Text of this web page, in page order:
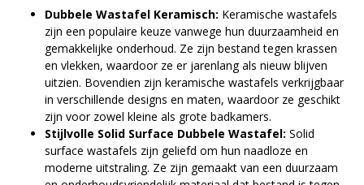
Dubbele Wastafel Keramisch: Keramische wastafels
zijn een populaire keuze vanwege hun duurzaamheid en
gemakkelijke onderhoud. Ze zijn bestand tegen krassen
en vlekken, waardoor ze er jarenlang als nieuw blijven
uitzien. Bovendien zijn keramische wastafels verkrijgbaar
in verschillende designs en maten, waardoor ze geschikt
zijn voor zowel kleine als grote badkamers.
Stijlvolle Solid Surface Dubbele Wastafel: Solid
surface wastafels zijn geliefd om hun naadloze en
moderne uitstraling. Ze zijn gemaakt van een duurzaam